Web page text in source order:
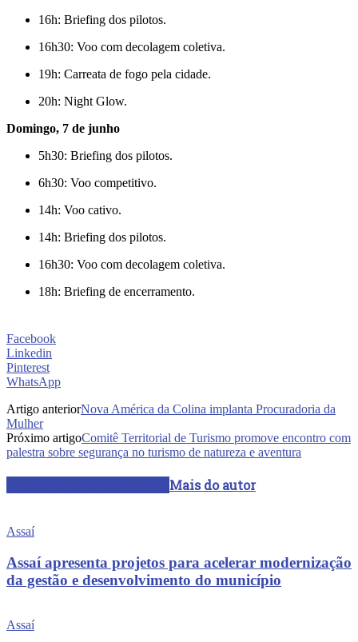
16h: Briefing dos pilotos.
16h30: Voo com decolagem coletiva.
19h: Carreata de fogo pela cidade.
20h: Night Glow.
Domingo, 7 de junho
5h30: Briefing dos pilotos.
6h30: Voo competitivo.
14h: Voo cativo.
14h: Briefing dos pilotos.
16h30: Voo com decolagem coletiva.
18h: Briefing de encerramento.
Facebook
Linkedin
Pinterest
WhatsApp
Artigo anteriorNova América da Colina implanta Procuradoria da
Mulher
Próximo artigoComitê Territorial de Turismo promove encontro com
palestra sobre segurança no turismo de natureza e aventura
Mais do autor
Assaí
Assaí apresenta projetos para acelerar modernização
da gestão e desenvolvimento do município
Assaí